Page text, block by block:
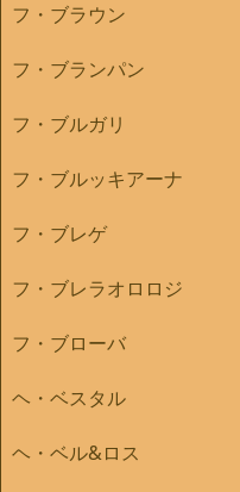
フ・ブラウン
フ・ブランパン
フ・ブルガリ
フ・ブルッキアーナ
フ・ブレゲ
フ・ブレラオロロジ
フ・ブローバ
ヘ・ベスタル
ヘ・ベル&ロス